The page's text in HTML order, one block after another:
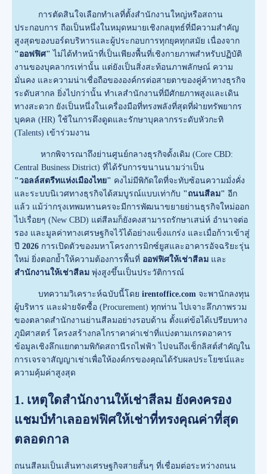
การตัดสินใจเลือกทำเลที่ตั้งสำนักงานใหญ่หรือสถาน
ประกอบการ ถือเป็นหนึ่งในหมุดหมายเชิงกลยุทธ์ที่มีความสำคัญ
สูงสุดของบอร์ดบริหารและผู้ประกอบการทุกยุคทุกสมัย เนื่องจาก
"ออฟฟิศ" ไม่ได้ทำหน้าที่เป็นเพียงพื้นที่เชิงกายภาพสำหรับปฏิบัติ
งานของบุคลากรเท่านั้น แต่ยังเป็นสิ่งสะท้อนภาพลักษณ์ ความ
มั่นคง และความน่าเชื่อถือขององค์กรต่อสายตาของคู่ค้าทางธุรกิจ
ระดับสากล ยิ่งไปกว่านั้น ทำเลสำนักงานที่มีศักยภาพสูงและเดิน
ทางสะดวก ยังเป็นหนึ่งในเครื่องมือที่ทรงพลังที่สุดที่ฝ่ายทรัพยากร
บุคคล (HR) ใช้ในการดึงดูดและรักษาบุคลากรระดับหัวกะทิ
(Talents) เข้าร่วมงาน
หากพิจารณาถึงย่านศูนย์กลางธุรกิจดั้งเดิม (Core CBD:
Central Business District) ที่ได้รับการขนานนามว่าเป็น
"วอลล์สตรีทแห่งเมืองไทย" คงไม่มีพิกัดใดที่จะทับซ้อนความมั่งคั่ง
และระบบนิเวศทางธุรกิจได้สมบูรณ์แบบเท่ากับ "ถนนสีลม" อีก
แล้ว แม้ว่ากรุงเทพมหานครจะมีการพัฒนาขยายย่านธุรกิจใหม่ออก
ไปเรื่อยๆ (New CBD) แต่สีลมก็ยังคงสามารถรักษาเสน่ห์ อำนาจต่อ
รอง และมูลค่าทางเศรษฐกิจไว้ได้อย่างแข็งแกร่ง และเมื่อก้าวเข้าสู่
ปี2026 การเปิดตัวของมหาโครงการมิกซ์ยูสและอาคารอัจฉริยะรุ่น
ใหม่ ยิ่งตอกย้ำให้ความต้องการพื้นที่ ออฟฟิศให้เช่าสีลม และ
สำนักงานให้เช่าสีลม พุ่งสูงขึ้นเป็นประวัติการณ์
บทความวิเคราะห์ฉบับนี้โดยirentoffice.com จะพานักลงทุน
ผู้บริหาร และฝ่ายจัดซื้อ (Procurement) ทุกท่าน ไปเจาะลึกภาพรวม
ของตลาดสำนักงานย่านสีลมอย่างรอบด้าน ตั้งแต่ข้อได้เปรียบทาง
ภูมิศาสตร์ โครงสร้างกลไกราคาค่าเช่าที่แบ่งตามเกรดอาคาร
ข้อมูลเชิงลึกแยกตามพิกัดสถานีรถไฟฟ้า ไปจนถึงเช็กลิสต์สำคัญใน
การเจรจาสัญญาเช่าเพื่อให้องค์กรของคุณได้รับผลประโยชน์และ
ความคุ้มค่าสูงสุด
1. เหตุใดสำนักงานให้เช่าสีลม ยังคงครอง
แชมป์ทำเลออฟฟิศให้เช่าที่ทรงคุณค่าที่สุด
ตลอดกาล
ถนนสีลมเป็นเส้นทางเศรษฐกิจสายสั้นๆ ที่เชื่อมต่อระหว่างถนน